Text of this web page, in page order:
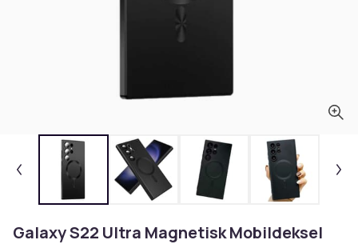
Galaxy S22 Ultra Magnetisk Mobildeksel